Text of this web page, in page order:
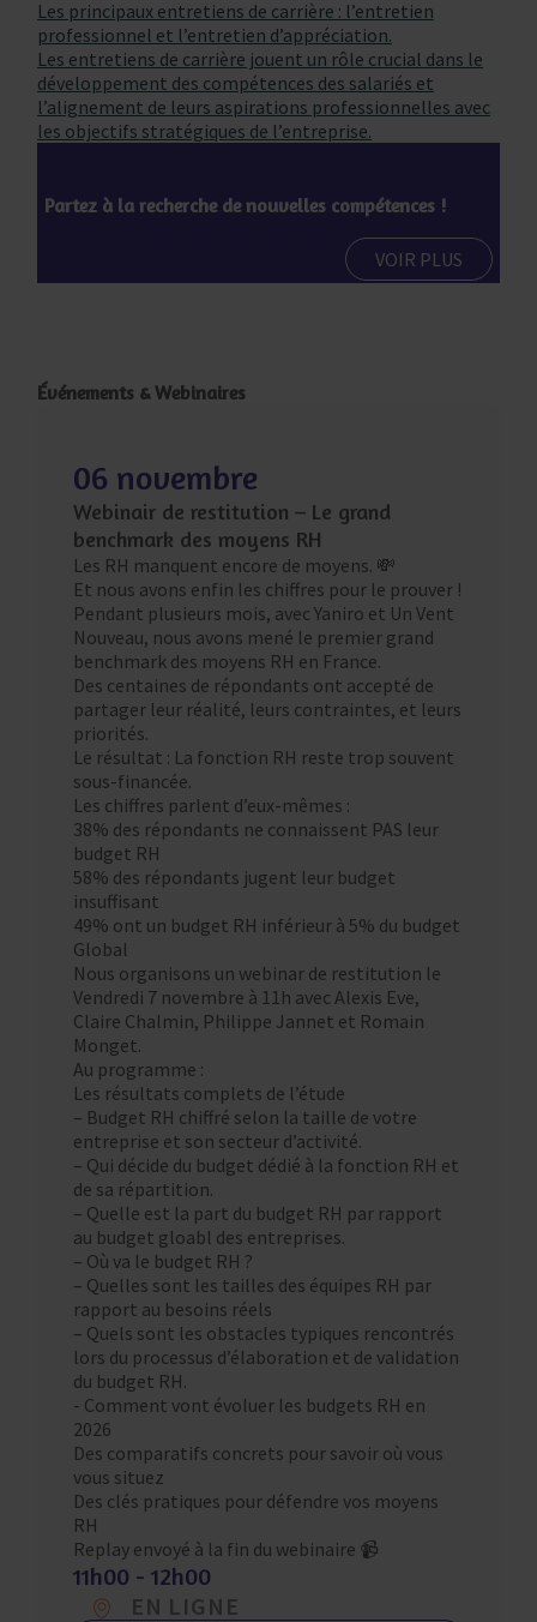
Les principaux entretiens de carrière : l’entretien
professionnel et l’entretien d’appréciation.
Les entretiens de carrière jouent un rôle crucial dans le
développement des compétences des salariés et
l’alignement de leurs aspirations professionnelles avec
les objectifs stratégiques de l’entreprise.
Partez à la recherche de nouvelles compétences !
VOIR PLUS
Événements & Webinaires
06 novembre
Webinair de restitution – Le grand
benchmark des moyens RH
Les RH manquent encore de moyens. 💸
Et nous avons enfin les chiffres pour le prouver !
Pendant plusieurs mois, avec Yaniro et Un Vent
Nouveau, nous avons mené le premier grand
benchmark des moyens RH en France.
Des centaines de répondants ont accepté de
partager leur réalité, leurs contraintes, et leurs
priorités.
Le résultat : La fonction RH reste trop souvent
sous-financée.
Les chiffres parlent d’eux-mêmes :
38% des répondants ne connaissent PAS leur
budget RH
58% des répondants jugent leur budget
insuffisant
49% ont un budget RH inférieur à 5% du budget
Global
Nous organisons un webinar de restitution le
Vendredi 7 novembre à 11h avec Alexis Eve,
Claire Chalmin, Philippe Jannet et Romain
Monget.
Au programme :
Les résultats complets de l’étude
– Budget RH chiffré selon la taille de votre
entreprise et son secteur d’activité.
– Qui décide du budget dédié à la fonction RH et
de sa répartition.
– Quelle est la part du budget RH par rapport
au budget gloabl des entreprises.
– Où va le budget RH ?
– Quelles sont les tailles des équipes RH par
rapport au besoins réels
– Quels sont les obstacles typiques rencontrés
lors du processus d’élaboration et de validation
du budget RH.
​- Comment vont évoluer les budgets RH en
2026
Des comparatifs concrets pour savoir où vous
vous situez
Des clés pratiques pour défendre vos moyens
RH
Replay envoyé à la fin du webinaire 📹
11h00 - 12h00
EN LIGNE